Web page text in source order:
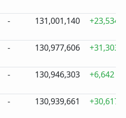
- 131,001,140 +23,534
- 130,977,606 +31,303
- 130,946,303 +6,642
- 130,939,661 +30,617